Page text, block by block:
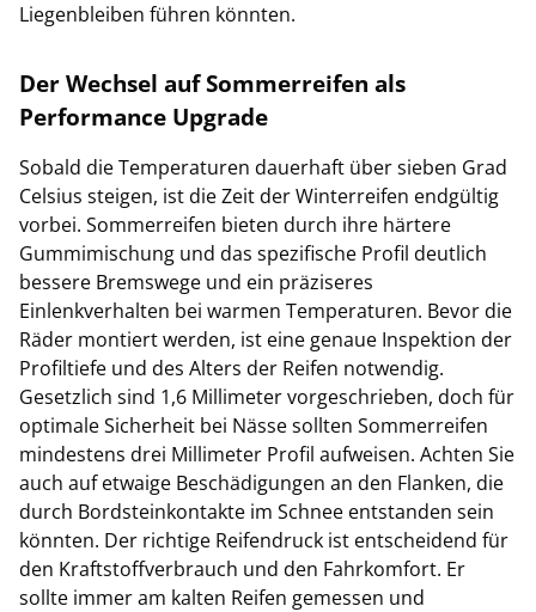
Liegenbleiben führen könnten.
Der Wechsel auf Sommerreifen als
Performance Upgrade
Sobald die Temperaturen dauerhaft über sieben Grad
Celsius steigen, ist die Zeit der Winterreifen endgültig
vorbei. Sommerreifen bieten durch ihre härtere
Gummimischung und das spezifische Profil deutlich
bessere Bremswege und ein präziseres
Einlenkverhalten bei warmen Temperaturen. Bevor die
Räder montiert werden, ist eine genaue Inspektion der
Profiltiefe und des Alters der Reifen notwendig.
Gesetzlich sind 1,6 Millimeter vorgeschrieben, doch für
optimale Sicherheit bei Nässe sollten Sommerreifen
mindestens drei Millimeter Profil aufweisen. Achten Sie
auch auf etwaige Beschädigungen an den Flanken, die
durch Bordsteinkontakte im Schnee entstanden sein
könnten. Der richtige Reifendruck ist entscheidend für
den Kraftstoffverbrauch und den Fahrkomfort. Er
sollte immer am kalten Reifen gemessen und